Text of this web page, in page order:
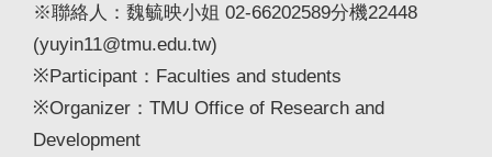
※聯絡人：魏毓映小姐 02-66202589分機22448
(yuyin11@tmu.edu.tw)
※Participant：Faculties and students
※Organizer：TMU Office of Research and
Development